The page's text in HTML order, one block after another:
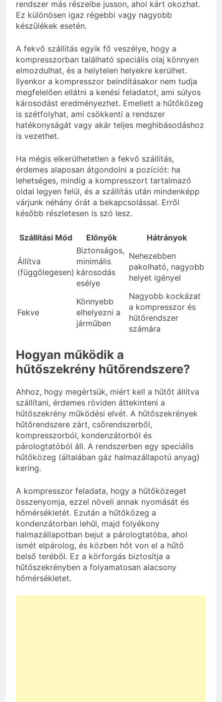
rendszer más részeibe jusson, ahol kárt okozhat.
Ez különösen igaz régebbi vagy nagyobb
készülékek esetén.
A fekvő szállítás egyik fő veszélye, hogy a
kompresszorban található speciális olaj könnyen
elmozdulhat, és a helytelen helyekre kerülhet.
Ilyenkor a kompresszor beindításakor nem tudja
megfelelően ellátni a kenési feladatot, ami súlyos
károsodást eredményezhet. Emellett a hűtőközeg
is szétfolyhat, ami csökkenti a rendszer
hatékonyságát vagy akár teljes meghibásodáshoz
is vezethet.
Ha mégis elkerülhetetlen a fekvő szállítás,
érdemes alaposan átgondolni a pozíciót: ha
lehetséges, mindig a kompresszort tartalmazó
oldal legyen felül, és a szállítás után mindenképp
várjunk néhány órát a bekapcsolással. Erről
később részletesen is szó lesz.
Szállítási Mód Előnyök Hátrányok
Állítva
(függőlegesen)
Biztonságos,
minimális
károsodás
esélye
Nehezebben
pakolható, nagyobb
helyet igényel
Fekve
Könnyebb
elhelyezni a
járműben
Nagyobb kockázat
a kompresszor és
hűtőrendszer
számára
Hogyan működik a
hűtőszekrény hűtőrendszere?
Ahhoz, hogy megértsük, miért kell a hűtőt állítva
szállítani, érdemes röviden áttekinteni a
hűtőszekrény működési elvét. A hűtőszekrények
hűtőrendszere zárt, csőrendszerből,
kompresszorból, kondenzátorból és
párologtatóból áll. A rendszerben egy speciális
hűtőközeg (általában gáz halmazállapotú anyag)
kering.
A kompresszor feladata, hogy a hűtőközeget
összenyomja, ezzel növeli annak nyomását és
hőmérsékletét. Ezután a hűtőközeg a
kondenzátorban lehűl, majd folyékony
halmazállapotban bejut a párologtatóba, ahol
ismét elpárolog, és közben hőt von el a hűtő
belső teréből. Ez a körforgás biztosítja a
hűtőszekrényben a folyamatosan alacsony
hőmérsékletet.